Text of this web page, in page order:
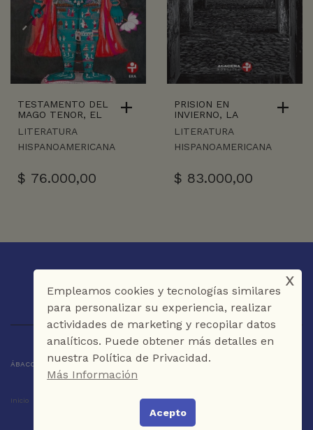
TESTAMENTO DEL
MAGO TENOR, EL
LITERATURA
HISPANOAMERICANA
$ 76.000,00
PRISION EN
INVIERNO, LA
LITERATURA
HISPANOAMERICANA
$ 83.000,00
ÁBACO LIBROS Y CAFÉ © 2025 CARTAGENA DE INDIAS - COLOMBIA
Inicio Galería Café
Empleamos cookies y tecnologías similares
para personalizar su experiencia, realizar
actividades de marketing y recopilar datos
analíticos. Puede obtener más detalles en
nuestra Política de Privacidad.
Más Información
Acepto
x